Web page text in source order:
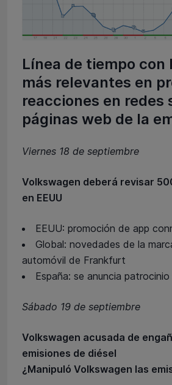
Línea de tiempo con
más relevantes en
reacciones en redes
páginas web de la
Viernes 18 de septiembre
Volkswagen deberá revisar
en EEUU
EEUU: promoción de app
Global: novedades de la
automóvil de Frankfurt
España: se anuncia
Sábado 19 de septiembre
Volkswagen acusada de
emisiones de diésel
¿Manipuló Volkswagen las